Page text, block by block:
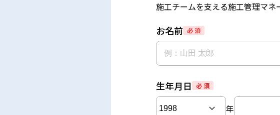
施工チームを支える施工管理マ
お名前 必 須
生年月日 必 須
年